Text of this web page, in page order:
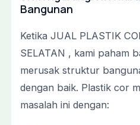
Bangunan
Ketika JUAL PLASTIK
SELATAN , kami paham
merusak struktur
dengan baik. Plastik cor
masalah ini dengan: